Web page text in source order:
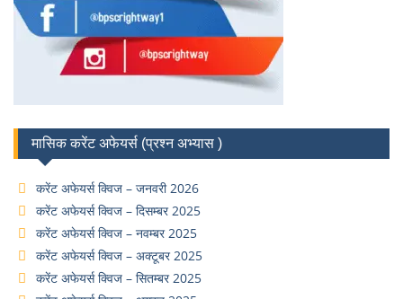
मासिक करेंट अफेयर्स (प्रश्न अभ्यास )
करेंट अफेयर्स क्विज – जनवरी 2026
करेंट अफेयर्स क्विज – दिसम्बर 2025
करेंट अफेयर्स क्विज – नवम्बर 2025
करेंट अफेयर्स क्विज – अक्टूबर 2025
करेंट अफेयर्स क्विज – सितम्बर 2025